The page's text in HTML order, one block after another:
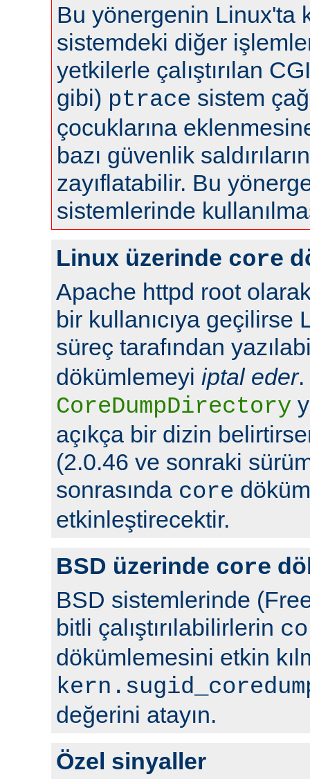
Bu yönergenin Linux'ta
sistemdeki diğer
yetkilerle çalıştırılan
gibi) ptrace sistem
çocuklarına
bazı güvenlik
zayıflatabilir. Bu
sistemlerinde
Linux üzerinde core
Apache httpd root
bir kullanıcıya geçilirse
süreç tarafından
dökümlemeyi iptal eder.
CoreDumpDirectory
açıkça bir dizin
(2.0.46 ve sonraki
sonrasında core
etkinleştirecektir.
BSD üzerinde core
BSD sistemlerinde
bitli çalıştırılabilirlerin
dökümlemesini etkin
değerini atayın.
Özel sinyaller